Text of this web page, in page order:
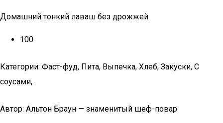
Домашний тонкий лаваш без дрожжей
100
Категории: Фаст-фуд, Пита, Выпечка, Хлеб, Закуски, С
соусами, .
Автор: Альтон Браун — знаменитый шеф-повар